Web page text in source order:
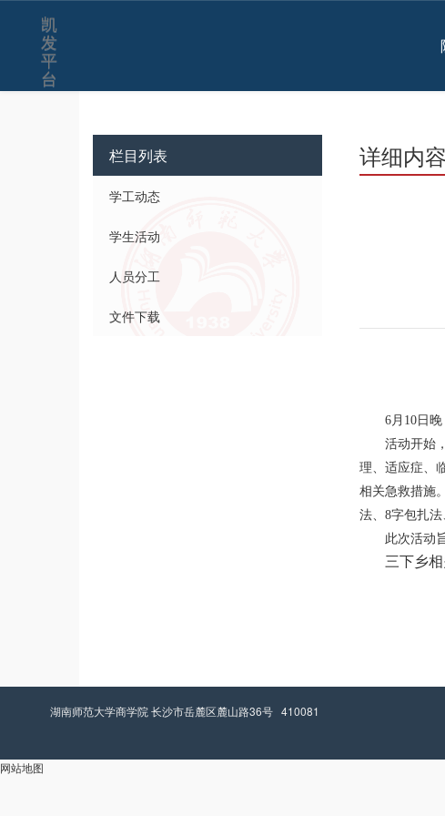
凯
发
平
台
栏目列表
学工动态
学生活动
人员分工
文件下载
详细内容
6月10日
活动开始
理、适应症、
相关急救措施
法、8字包扎
此次活动
三下乡
湖南师范大学商学院 长沙市岳麓区麓山路36号 410081
网站地图